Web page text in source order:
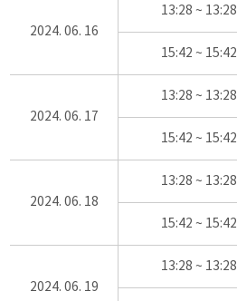
2024. 06. 16
13:28 ~ 13:28
15:42 ~ 15:42
2024. 06. 17
13:28 ~ 13:28
15:42 ~ 15:42
2024. 06. 18
13:28 ~ 13:28
15:42 ~ 15:42
2024. 06. 19
13:28 ~ 13:28